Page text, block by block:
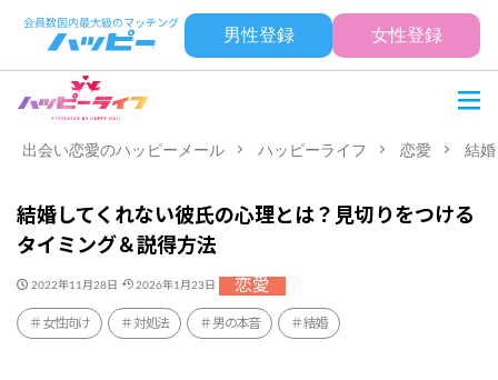
男性登録 女性登録
出会い恋愛のハッピーメール ハッピーライフ 恋愛 結
結婚してくれない彼氏の心理とは？見切りをつける
タイミング＆説得方法
2022年11月28日 2026年1月23日 恋愛
女性向け 対処法 男の本音 結婚